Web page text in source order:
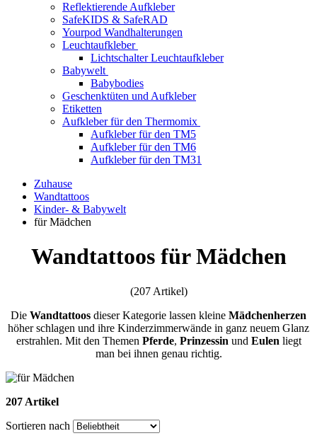
Reflektierende Aufkleber
SafeKIDS & SafeRAD
Yourpod Wandhalterungen
Leuchtaufkleber
Lichtschalter Leuchtaufkleber
Babywelt
Babybodies
Geschenktüten und Aufkleber
Etiketten
Aufkleber für den Thermomix
Aufkleber für den TM5
Aufkleber für den TM6
Aufkleber für den TM31
Zuhause
Wandtattoos
Kinder- & Babywelt
für Mädchen
Wandtattoos für Mädchen
(207 Artikel)
Die Wandtattoos dieser Kategorie lassen kleine Mädchenherzen
höher schlagen und ihre Kinderzimmerwände in ganz neuem Glanz
erstrahlen. Mit den Themen Pferde, Prinzessin und Eulen liegt
man bei ihnen genau richtig.
207 Artikel
Sortieren nach